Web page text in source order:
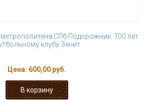
СПб Подорожник. 100 лет
клубу Зенит
Цена: 600,00 руб.